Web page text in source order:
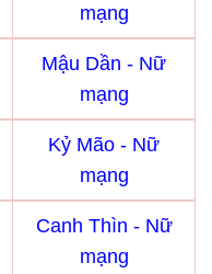
mạng
Mậu Dần - Nữ
mạng
Kỷ Mão - Nữ
mạng
Canh Thìn - Nữ
mạng